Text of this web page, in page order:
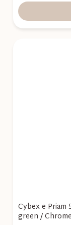
Cybex e-Priam
green /